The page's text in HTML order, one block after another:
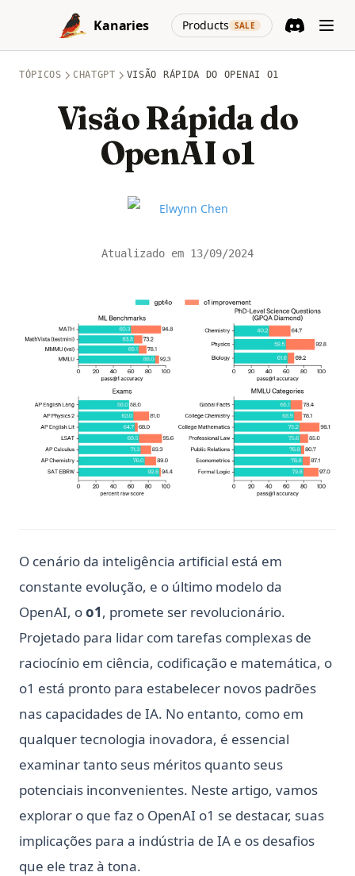
Skip to content
Kanaries
Products SALE
(opens in a
TÓPICOS CHATGPT VISÃO RÁPIDA DO OPENAI O1
Visão Rápida do
OpenAI o1
Name
Elwynn Chen
Atualizado em 13/09/2024
O cenário da inteligência artificial está em
constante evolução, e o último modelo da
OpenAI, oo1, promete ser revolucionário.
Projetado para lidar com tarefas complexas de
raciocínio em ciência, codificação e matemática, o
o1 está pronto para estabelecer novos padrões
nas capacidades de IA. No entanto, como em
qualquer tecnologia inovadora, é essencial
examinar tanto seus méritos quanto seus
potenciais inconvenientes. Neste artigo, vamos
explorar o que faz o OpenAI o1 se destacar, suas
implicações para a indústria de IA e os desafios
que ele traz à tona.